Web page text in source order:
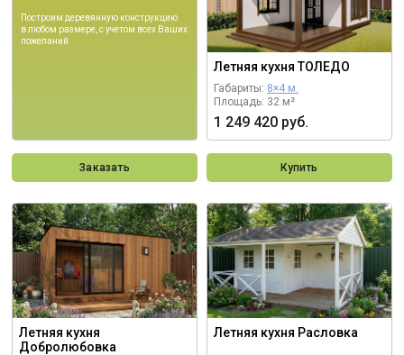
Построим деревянную конструкцию
в любом размере, с учетом всех Ваших
пожеланий
Заказать
Летняя кухня ТОЛЕДО
Габариты: 8×4 м.
Площадь: 32 м²
1 249 420 руб.
Купить
Летняя кухня
Добролюбовка
Летняя кухня Расловка